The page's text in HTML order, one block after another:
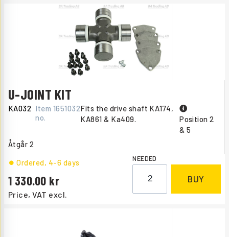
U-JOINT KIT
KA032 Item
no.
1651032Fits the drive shaft KA174,
KA861 & Ka409.
Position 2
& 5
Åtgår 2
Price, VAT excl.
1 330.00
Ordered, 4-6 days NEEDED
BUY